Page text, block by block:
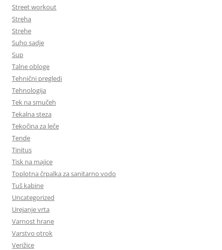
Street workout
Streha
Strehe
Suho sadje
Sup
Talne obloge
Tehnični pregledi
Tehnologija
Tek na smučeh
Tekalna steza
Tekočina za leče
Tende
Tinitus
Tisk na majice
Toplotna črpalka za sanitarno vodo
Tuš kabine
Uncategorized
Urejanje vrta
Varnost hrane
Varstvo otrok
Verižice